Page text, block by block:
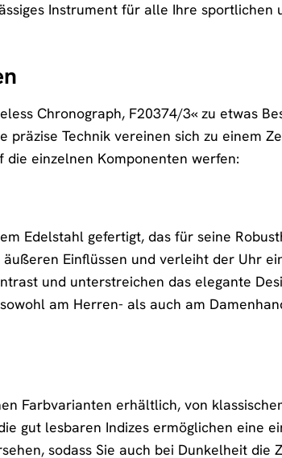
Instrument für alle Ihre sportlichen
Chronograph, F20374/3« zu etwas
Technik vereinen sich zu einem
die einzelnen Komponenten werfen:
Edelstahl gefertigt, das für seine
Einflüssen und verleiht der Uhr
und unterstreichen das elegante
am Herren- als auch am
Farbvarianten erhältlich, von
gut lesbaren Indizes ermöglichen eine
sodass Sie auch bei Dunkelheit die